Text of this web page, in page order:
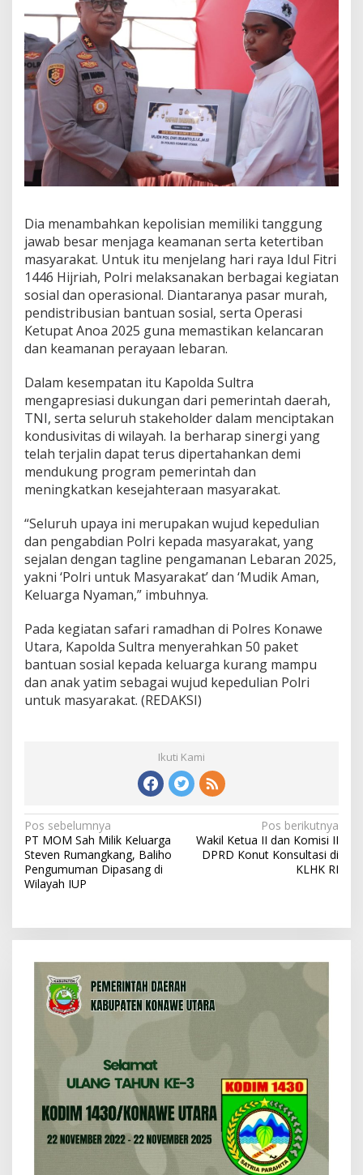
Dia menambahkan kepolisian memiliki tanggung
jawab besar menjaga keamanan serta ketertiban
masyarakat. Untuk itu menjelang hari raya Idul Fitri
1446 Hijriah, Polri melaksanakan berbagai kegiatan
sosial dan operasional. Diantaranya pasar murah,
pendistribusian bantuan sosial, serta Operasi
Ketupat Anoa 2025 guna memastikan kelancaran
dan keamanan perayaan lebaran.
Dalam kesempatan itu Kapolda Sultra
mengapresiasi dukungan dari pemerintah daerah,
TNI, serta seluruh stakeholder dalam menciptakan
kondusivitas di wilayah. Ia berharap sinergi yang
telah terjalin dapat terus dipertahankan demi
mendukung program pemerintah dan
meningkatkan kesejahteraan masyarakat.
“Seluruh upaya ini merupakan wujud kepedulian
dan pengabdian Polri kepada masyarakat, yang
sejalan dengan tagline pengamanan Lebaran 2025,
yakni ‘Polri untuk Masyarakat’ dan ‘Mudik Aman,
Keluarga Nyaman,” imbuhnya.
Pada kegiatan safari ramadhan di Polres Konawe
Utara, Kapolda Sultra menyerahkan 50 paket
bantuan sosial kepada keluarga kurang mampu
dan anak yatim sebagai wujud kepedulian Polri
untuk masyarakat. (REDAKSI)
Ikuti Kami
N
a
v
a
s
Pos sebelumnya
PT MOM Sah Milik Keluarga
Steven Rumangkang, Baliho
Pengumuman Dipasang di
Wilayah IUP
Pos berikutnya
Wakil Ketua II dan Komisi II
DPRD Konut Konsultasi di
KLHK RI